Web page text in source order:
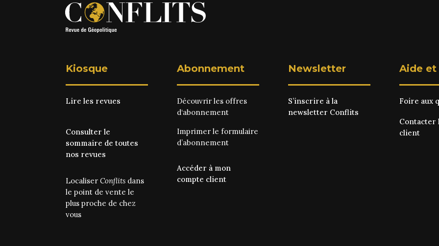
Kiosque
Lire les revues
Consulter le
sommaire de toutes
nos revues
LocaliserConflits dans
le point de vente le
plus proche de chez
vous
Abonnement
Découvrir les offres
d‘abonnement
Imprimer leformulaire
d’abonnement
Accéder à mon
compte client
Newsletter
S’inscrire à la
newsletter Conflits
Aide
Foire aux
Contacter
client